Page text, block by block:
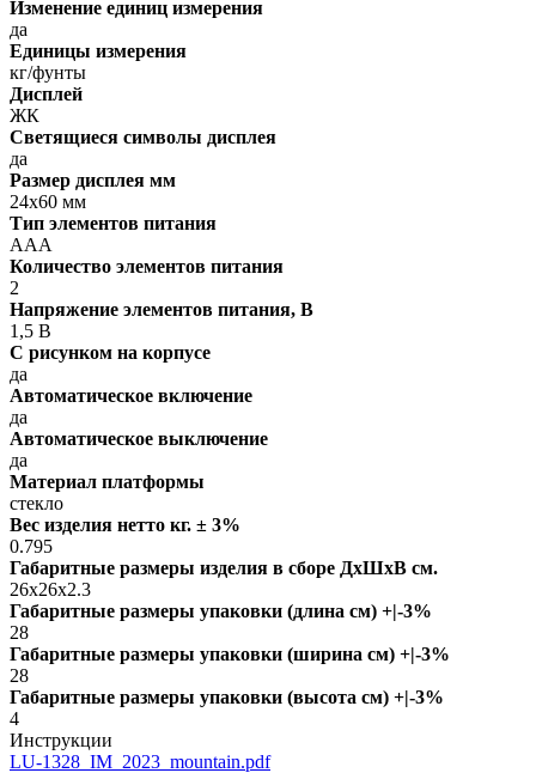
Изменение единиц измерения
да
Единицы измерения
кг/фунты
Дисплей
ЖК
Светящиеся символы дисплея
да
Размер дисплея мм
24х60 мм
Тип элементов питания
AAA
Количество элементов питания
2
Напряжение элементов питания, В
1,5 В
С рисунком на корпусе
да
Автоматическое включение
да
Автоматическое выключение
да
Материал платформы
стекло
Вес изделия нетто кг. ± 3%
0.795
Габаритные размеры изделия в сборе ДxШxВ см.
26x26x2.3
Габаритные размеры упаковки (длина см) +|-3%
28
Габаритные размеры упаковки (ширина см) +|-3%
28
Габаритные размеры упаковки (высота см) +|-3%
4
Инструкции
LU-1328_IM_2023_mountain.pdf